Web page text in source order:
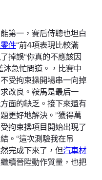
第一，賽后侍聰也坦白
件“前4項表現比較滿
掉誤“你真的不應該因
沐急忙問道。，比賽中
受拘束操開場串一向掉
改良。鞍馬是最后一
面的缺乏。接下來還有
更好地解決。”獲得萬
拘束操項目開始出現了
。“這次測驗我在吊
完成下來了，但汽車材
續晉陞動作質量，也把